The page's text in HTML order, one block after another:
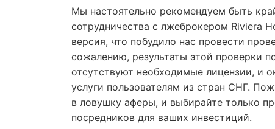
Мы настоятельно рекомендуем быть
сотрудничества с лжеброкером Riviera
версия, что побудило нас провести
сожалению, результаты этой проверки
отсутствуют необходимые лицензии, и
услуги пользователям из стран СНГ.
в ловушку аферы, и выбирайте только
посредников для ваших инвестиций.